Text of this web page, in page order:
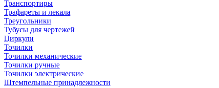
Транспортиры
Трафареты и лекала
Треугольники
Тубусы для чертежей
Циркули
Точилки
Точилки механические
Точилки ручные
Точилки электрические
Штемпельные принадлежности